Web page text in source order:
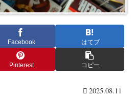
Facebook はてブ
Pinterest コピー
2025.08.11